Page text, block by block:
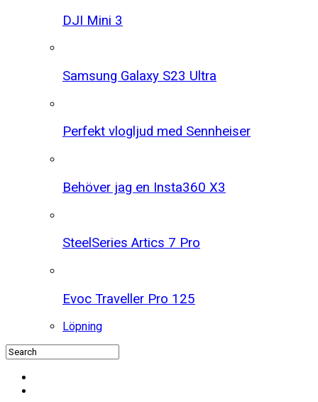
DJI Mini 3
Samsung Galaxy S23 Ultra
Perfekt vlogljud med Sennheiser
Behöver jag en Insta360 X3
SteelSeries Artics 7 Pro
Evoc Traveller Pro 125
Löpning